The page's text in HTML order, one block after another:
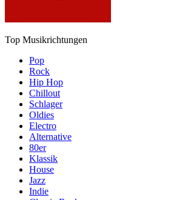
Top Musikrichtungen
Pop
Rock
Hip Hop
Chillout
Schlager
Oldies
Electro
Alternative
80er
Klassik
House
Jazz
Indie